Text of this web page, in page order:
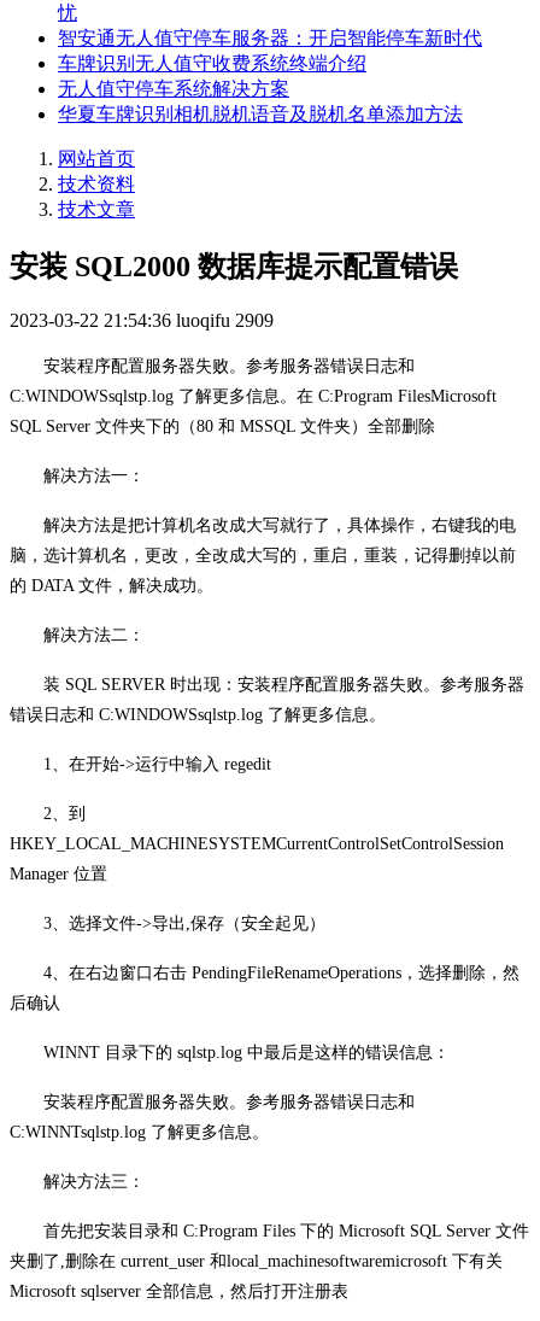
忧
智安通无人值守停车服务器：开启智能停车新时代
车牌识别无人值守收费系统终端介绍
无人值守停车系统解决方案
华夏车牌识别相机脱机语音及脱机名单添加方法
网站首页
技术资料
技术文章
安装 SQL2000 数据库提示配置错误
2023-03-22 21:54:36 luoqifu 2909
安装程序配置服务器失败。参考服务器错误日志和
C:WINDOWSsqlstp.log 了解更多信息。在 C:Program FilesMicrosoft
SQL Server 文件夹下的（80 和 MSSQL 文件夹）全部删除
解决方法一：
解决方法是把计算机名改成大写就行了，具体操作，右键我的电
脑，选计算机名，更改，全改成大写的，重启，重装，记得删掉以前
的 DATA 文件，解决成功。
解决方法二：
装 SQL SERVER 时出现：安装程序配置服务器失败。参考服务器
错误日志和 C:WINDOWSsqlstp.log 了解更多信息。
1、在开始->运行中输入 regedit
2、到
HKEY_LOCAL_MACHINESYSTEMCurrentControlSetControlSession
Manager 位置
3、选择文件->导出,保存（安全起见）
4、在右边窗口右击 PendingFileRenameOperations，选择删除，然
后确认
WINNT 目录下的 sqlstp.log 中最后是这样的错误信息：
安装程序配置服务器失败。参考服务器错误日志和
C:WINNTsqlstp.log 了解更多信息。
解决方法三：
首先把安装目录和 C:Program Files 下的 Microsoft SQL Server 文件
夹删了,删除在 current_user 和local_machinesoftwaremicrosoft 下有关
Microsoft sqlserver 全部信息，然后打开注册表